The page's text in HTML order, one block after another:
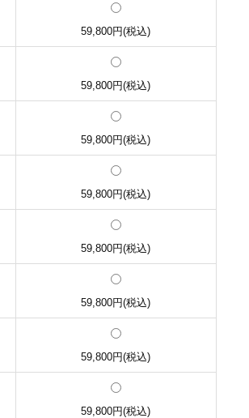
59,800円(税込)
59,800円(税込)
59,800円(税込)
59,800円(税込)
59,800円(税込)
59,800円(税込)
59,800円(税込)
59,800円(税込)